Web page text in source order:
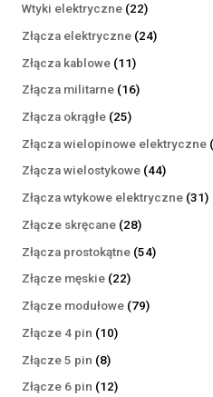
Wtyki elektryczne 2222
produkty
Złącza elektryczne 2424
Złącza kablowe 1111
produktów
Złącza militarne 1616
Złącza okrągłe 2525
produktów
Złącza wielopinowe elektryczne
Złącza wielostykowe 4444
produkty
Złącza wtykowe elektryczne 3131
Złącze skręcane 2828
produktów
Złącza prostokątne 5454
Złącze męskie 2222
produkty
Złącze modułowe 7979
Złącze 4 pin 1010
Złącze 5 pin 88
produktów
Złącze 6 pin 1212